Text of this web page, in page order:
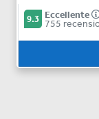
9.3 Eccellente
755